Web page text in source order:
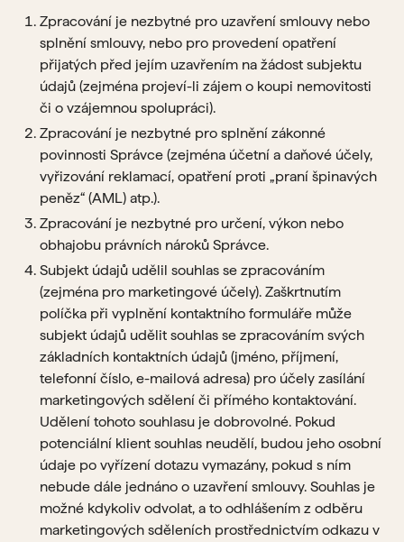
Zpracování je nezbytné pro uzavření smlouvy nebo
splnění smlouvy, nebo pro provedení opatření
přijatých před jejím uzavřením na žádost subjektu
údajů (zejména projeví-li zájem o koupi nemovitosti
či o vzájemnou spolupráci).
Zpracování je nezbytné pro splnění zákonné
povinnosti Správce (zejména účetní a daňové účely,
vyřizování reklamací, opatření proti „praní špinavých
peněz“ (AML) atp.).
Zpracování je nezbytné pro určení, výkon nebo
obhajobu právních nároků Správce.
Subjekt údajů udělil souhlas se zpracováním
(zejména pro marketingové účely). Zaškrtnutím
políčka při vyplnění kontaktního formuláře může
subjekt údajů udělit souhlas se zpracováním svých
základních kontaktních údajů (jméno, příjmení,
telefonní číslo, e-mailová adresa) pro účely zasílání
marketingových sdělení či přímého kontaktování.
Udělení tohoto souhlasu je dobrovolné. Pokud
potenciální klient souhlas neudělí, budou jeho osobní
údaje po vyřízení dotazu vymazány, pokud s ním
nebude dále jednáno o uzavření smlouvy. Souhlas je
možné kdykoliv odvolat, a to odhlášením z odběru
marketingových sděleních prostřednictvím odkazu v